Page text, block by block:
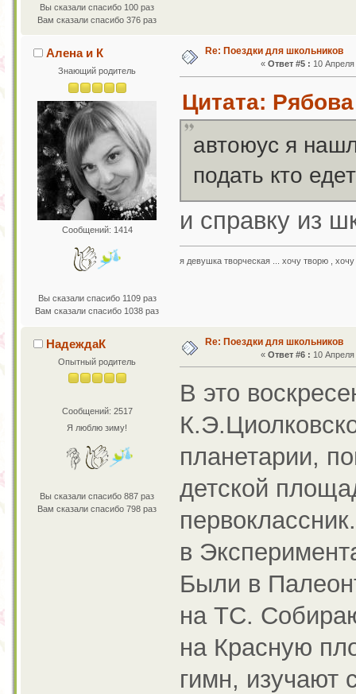
Вы сказали спасибо 100 раз
Вам сказали спасибо 376 раз
Алена и К
Знающий родитель
Сообщений: 1414
Вы сказали спасибо 1109 раз
Вам сказали спасибо 1038 раз
Re: Поездки для школьников
«Ответ #5 : 10
Цитата:
автоюус я
подать кто едет
и справку из
я девушка творческая ... хочу творю ,
НадеждаК
Опытный родитель
Сообщений: 2517
Я люблю зиму!
Вы сказали спасибо 887 раз
Вам сказали спасибо 798 раз
Re: Поездки для школьников
«Ответ #6 : 10
В это
планетарии,
детской
в
Были в
на ТС.
на Красную
гимн, изучают